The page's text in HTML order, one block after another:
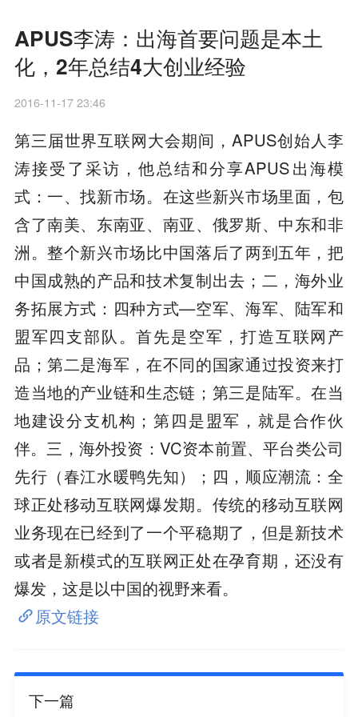
APUS李涛：出海首要问题是本土
化，2年总结4大创业经验
2016-11-17 23:46
第三届世界互联网大会期间，APUS创始人李
涛接受了采访，他总结和分享APUS出海模
式：一、找新市场。在这些新兴市场里面，包
含了南美、东南亚、南亚、俄罗斯、中东和非
洲。整个新兴市场比中国落后了两到五年，把
中国成熟的产品和技术复制出去；二，海外业
务拓展方式：四种方式—空军、海军、陆军和
盟军四支部队。首先是空军，打造互联网产
品；第二是海军，在不同的国家通过投资来打
造当地的产业链和生态链；第三是陆军。在当
地建设分支机构；第四是盟军，就是合作伙
伴。三，海外投资：VC资本前置、平台类公司
先行（春江水暖鸭先知）；四，顺应潮流：全
球正处移动互联网爆发期。传统的移动互联网
业务现在已经到了一个平稳期了，但是新技术
或者是新模式的互联网正处在孕育期，还没有
爆发，这是以中国的视野来看。
原文链接
下一篇